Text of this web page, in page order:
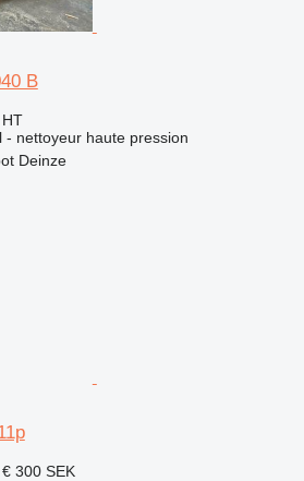
B
HT
- nettoyeur haute pression
Deinze
300 SEK